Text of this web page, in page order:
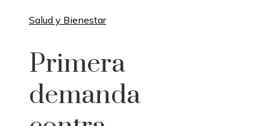
Salud y Bienestar
Primera
demanda